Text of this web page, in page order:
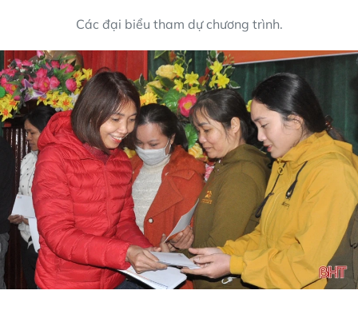
Các đại biểu tham dự chương trình.